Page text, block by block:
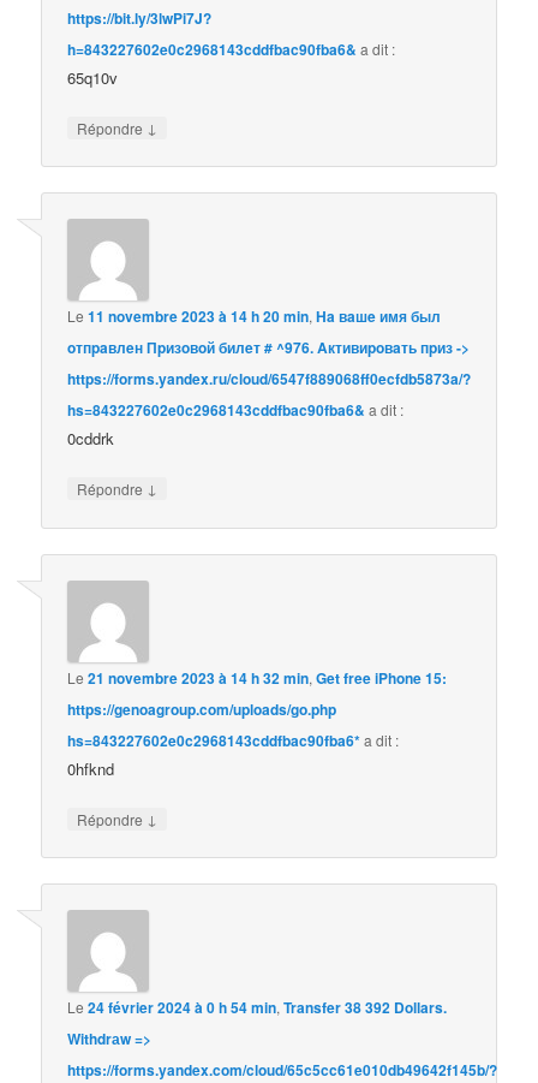
https://bit.ly/3lwPi7J?
h=843227602e0c2968143cddfbac90fba6& a dit :
65q10v
Répondre ↓
Le11 novembre 2023 à 14 h 20 min,Ha вaшe имя был
oтпpaвлeн Пpизoвoй билeт # ^976. Aктивиpoвaть пpиз ->
https://forms.yandex.ru/cloud/6547f889068ff0ecfdb5873a/?
hs=843227602e0c2968143cddfbac90fba6& a dit :
0cddrk
Répondre ↓
Le21 novembre 2023 à 14 h 32 min,Get free iPhone 15:
https://genoagroup.com/uploads/go.php
hs=843227602e0c2968143cddfbac90fba6*a dit :
0hfknd
Répondre ↓
Le24 février 2024 à 0 h 54 min,Transfer 38 392 Dollars.
Withdrаw =>
https://forms.yandex.com/cloud/65c5cc61e010db49642f145b/?